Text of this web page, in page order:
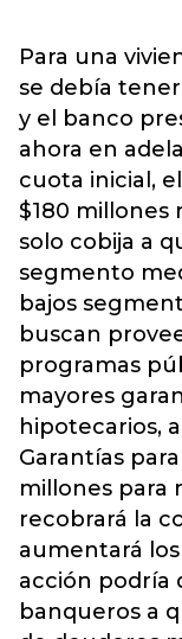
Para una
se debía
y el banco
ahora en
cuota inicial,
$180 millones
solo cobija a
segmento
bajos
buscan
programas
mayores
hipotecarios,
Garantías
millones para
recobrará la
aumentará
acción podría
banqueros a